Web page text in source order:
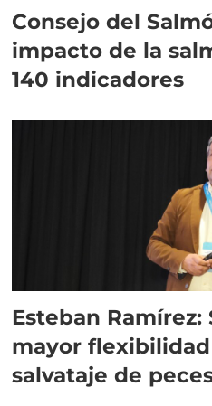
Consejo del
impacto de la
140 indicadores
Esteban
mayor
salvataje de